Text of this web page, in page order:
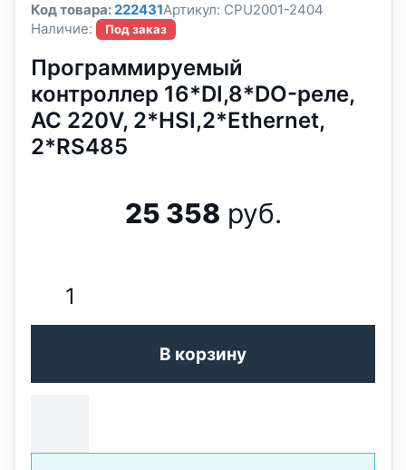
Код товара:222431Артикул: CPU2001-2404
Наличие:
Под заказ
Программируемый
контроллер 16*DI,8*DO-реле,
AC 220V, 2*HSI,2*Ethernet,
2*RS485
25 358 руб.
В корзину